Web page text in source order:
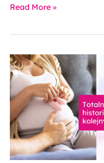
Read More »
Totalna
biologia
a
poronienie:
gdy
historia
rodu
wraca
w
ciele